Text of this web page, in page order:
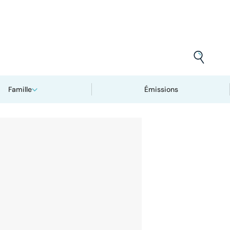
Famille Émissions